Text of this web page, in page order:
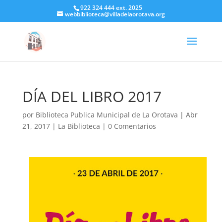
922 324 444 ext. 2025
webbiblioteca@villadelaorotava.org
DÍA DEL LIBRO 2017
por Biblioteca Publica Municipal de La Orotava | Abr
21, 2017| La Biblioteca | 0 Comentarios